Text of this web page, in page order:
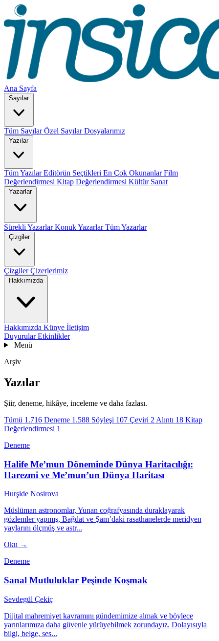
Ana Sayfa
Sayılar
Tüm SayılarÖzel SayılarDosyalarımız
Yazılar
Tüm YazılarEditörün Seçtikleri En Çok OkunanlarFilm
Değerlendirmesi Kitap Değerlendirmesi Kültür Sanat
Yazarlar
Sürekli YazarlarKonuk YazarlarTüm Yazarlar
Çizgiler
ÇizgilerÇizerlerimiz
Hakkımızda
Hakkımızda Künye İletişim
DuyurularEtkinlikler
Menü
Arşiv
Yazılar
Şiir, deneme, hikâye, inceleme ve daha fazlası.
Tümü 1.716 Deneme 1.588 Söyleşi 107 Çeviri 2 Alıntı 18 Kitap
Değerlendirmesi 1
Deneme
Halife Me’mun Döneminde Dünya Haritacılığı:
Harezmi ve Me’mun’un Dünya Haritası
Hurşide Nosirova
Müslüman astronomlar, Yunan coğrafyasında duraklayarak
gözlemler yapmış, Bağdat ve Şam’daki rasathanelerde meridyen
yaylarını ölçmüş ve astr...
Oku →
Deneme
Sanal Mutluluklar Peşinde Koşmak
Sevdegül Çekiç
Dijital mahremiyet kavramını gündemimize almak ve böylece
yarınlarımıza daha güvenle yürüyebilmek zorundayız. Dolayısıyla
bilgi, belge, ses...